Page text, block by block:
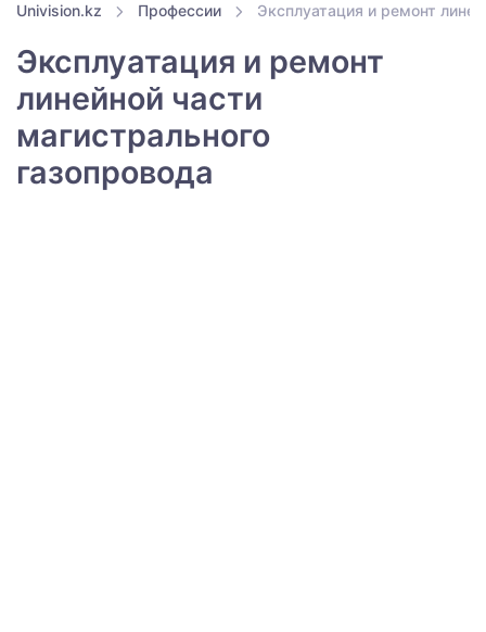
Univision.kz Профессии Эксплуатация и ремонт
Эксплуатация и ремонт
линейной части
магистрального
газопровода